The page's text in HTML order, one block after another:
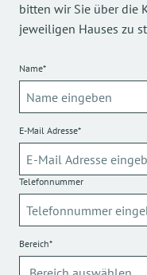
bitten wir Sie über die
jeweiligen Hauses zu
Name*
E-Mail Adresse*
Telefonnummer
Bereich*